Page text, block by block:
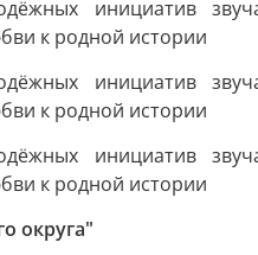
округа"